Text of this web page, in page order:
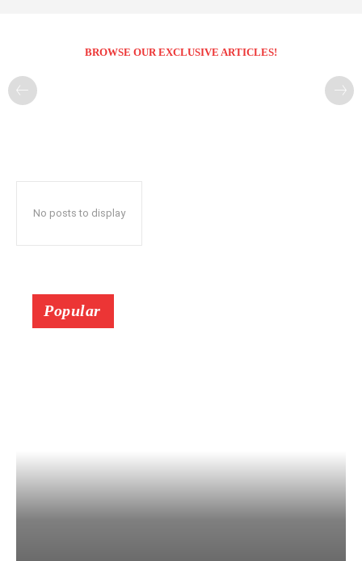
BROWSE OUR EXCLUSIVE ARTICLES!
No posts to display
Popular